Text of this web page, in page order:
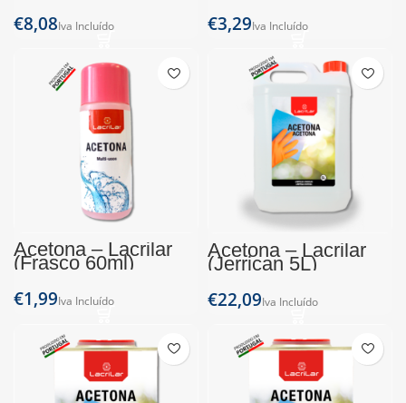
€ €
Acetona – Lacrilar
(Frasco 60ml)
€
Acetona – Lacrilar
(Jerrican 5L)
€